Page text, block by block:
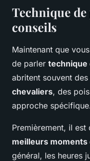
Technique de
conseils
Maintenant que
de parler technique
abritent souvent des
chevaliers, des
approche
Premièrement, il
meilleurs moments
général, les heures